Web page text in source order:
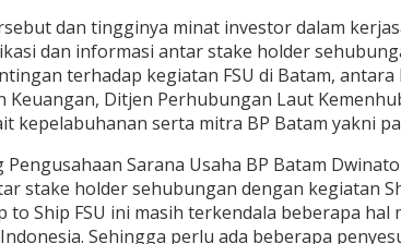
dan tingginya minat investor dalam
dan informasi antar stake holder
terhadap kegiatan FSU di Batam,
Ditjen Perhubungan Laut
kepelabuhanan serta mitra BP Batam yakni
Sarana Usaha BP Batam
stake holder sehubungan dengan kegiatan
to Ship FSU ini masih terkendala beberapa
Sehingga perlu ada beberapa